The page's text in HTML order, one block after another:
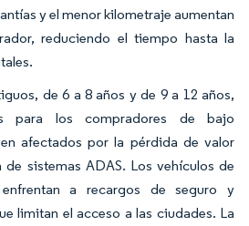
y el menor kilometraje aumentan
reduciendo el tiempo hasta la
de 6 a 8 años y de 9 a 12 años,
para los compradores de bajo
afectados por la pérdida de valor
sistemas ADAS. Los vehículos de
a recargos de seguro y
limitan el acceso a las ciudades. La